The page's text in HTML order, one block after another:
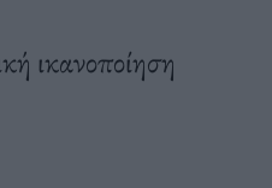
ικανοποίηση